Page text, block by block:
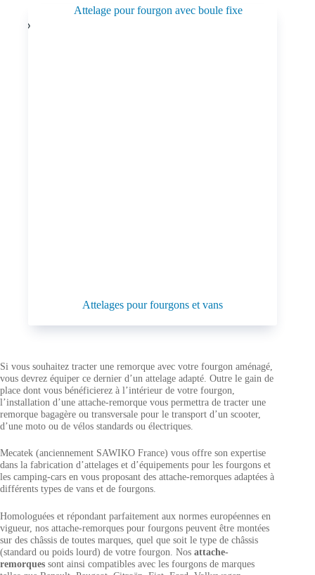
Attelages pour fourgons et vans
Si vous souhaitez tracter une remorque avec votre fourgon aménagé,
vous devrez équiper ce dernier d’un attelage adapté. Outre le gain de
place dont vous bénéficierez à l’intérieur de votre fourgon,
l’installation d’une attache-remorque vous permettra de tracter une
remorque bagagère ou transversale pour le transport d’un scooter,
d’une moto ou de vélos standards ou électriques.
Mecatek (anciennement SAWIKO France) vous offre son expertise
dans la fabrication d’attelages et d’équipements pour les fourgons et
les camping-cars en vous proposant des attache-remorques adaptées à
différents types de vans et de fourgons.
Homologuées et répondant parfaitement aux normes européennes en
vigueur, nos attache-remorques pour fourgons peuvent être montées
sur des châssis de toutes marques, quel que soit le type de châssis
(standard ou poids lourd) de votre fourgon. Nos attache-
remorques sont ainsi compatibles avec les fourgons de marques